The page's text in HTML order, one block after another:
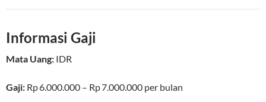
Informasi Gaji
Mata Uang: IDR
Gaji: Rp 6.000.000 – Rp 7.000.000 per bulan